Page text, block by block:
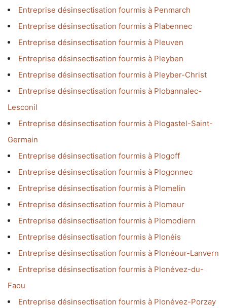
Entreprise désinsectisation fourmis à Penmarch
Entreprise désinsectisation fourmis à Plabennec
Entreprise désinsectisation fourmis à Pleuven
Entreprise désinsectisation fourmis à Pleyben
Entreprise désinsectisation fourmis à Pleyber-Christ
Entreprise désinsectisation fourmis à Plobannalec-
Lesconil
Entreprise désinsectisation fourmis à Plogastel-Saint-
Germain
Entreprise désinsectisation fourmis à Plogoff
Entreprise désinsectisation fourmis à Plogonnec
Entreprise désinsectisation fourmis à Plomelin
Entreprise désinsectisation fourmis à Plomeur
Entreprise désinsectisation fourmis à Plomodiern
Entreprise désinsectisation fourmis à Plonéis
Entreprise désinsectisation fourmis à Plonéour-Lanvern
Entreprise désinsectisation fourmis à Plonévez-du-
Faou
Entreprise désinsectisation fourmis à Plonévez-Porzay